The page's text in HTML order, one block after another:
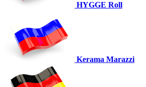
HYGGE Roll
Kerama Marazzi